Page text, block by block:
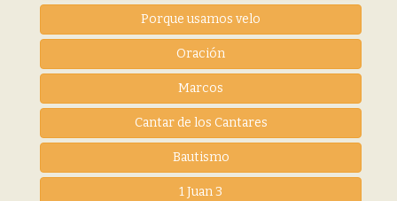
Porque usamos velo
Oración
Marcos
Cantar de los Cantares
Bautismo
1 Juan 3